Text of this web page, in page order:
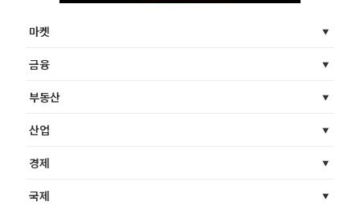
마켓
금융
부동산
산업
경제
국제